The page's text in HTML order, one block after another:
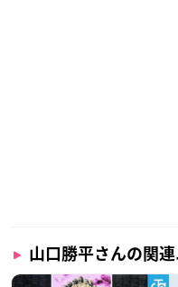
山口勝平さんの関